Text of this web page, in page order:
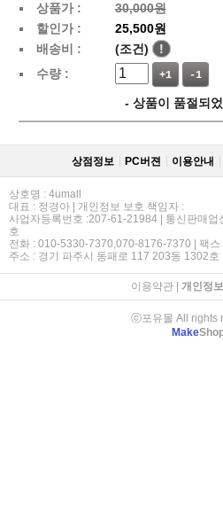
상품가 :
30,000원
할인가 :
25,500원
배송비 :
(조건)
!
수량 :
+1 -1
- 상품이 품절되
상점정보 PC버젼 이용안내
상호명 : 4umall
대표 : 정경아 | 개인정보 보호 책임자 :
사업자등록번호 :207-61-21984 | 통신판매
호
전화 : 010-5330-7370,070-8176-7370 | 팩스
주소 : 경기 파주시 동패로 117 203동 1302호
이용약관| 개인정
ⓒ포유몰 All rights
Make